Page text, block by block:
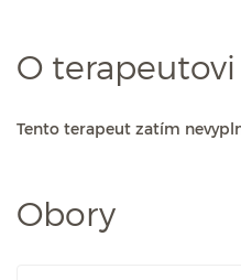
O terapeutovi
Tento terapeut zatím
Obory